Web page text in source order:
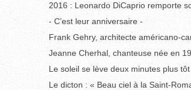
2016 : Leonardo DiCaprio remporte
- C’est leur anniversaire -
Frank Gehry, architecte américano-
Jeanne Cherhal, chanteuse née en
Le soleil se lève deux minutes plus
Le dicton : « Beau ciel à la Saint-